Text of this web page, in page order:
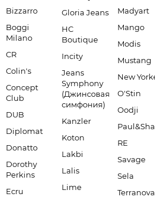
Bizzarro
Boggi
Milano
CR
Colin's
Concept
Club
DUB
Diplomat
Donatto
Dorothy
Perkins
Ecru
Gloria Jeans
HC
Boutique
Incity
Jeans
Symphony
(Джинсовая
симфония)
Kanzler
Koton
Lakbi
Lalis
Lime
Madyart
Mango
Modis
Mustang
New
O'Stin
Oodji
RE
Savage
Sela
Terranova